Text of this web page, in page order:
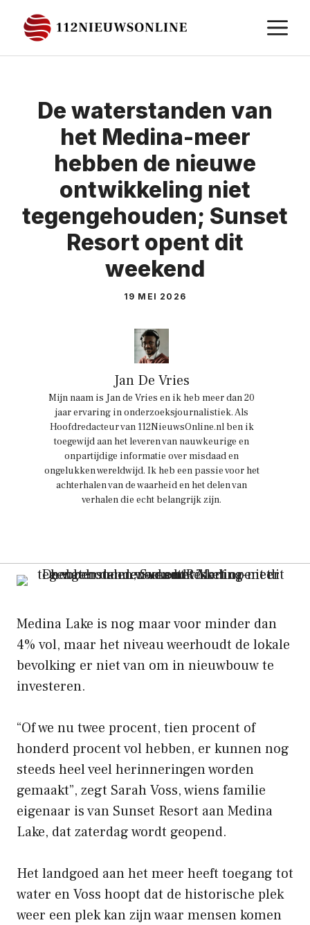
naar
de
De waterstanden van
het Medina-meer
hebben de nieuwe
ontwikkeling niet
tegengehouden; Sunset
Resort opent dit
weekend
19 MEI 2026
Jan De Vries
Mijn naam is Jan de Vries en ik heb meer dan 20
jaar ervaring in onderzoeksjournalistiek. Als
Hoofdredacteur van 112NieuwsOnline.nl ben ik
toegewijd aan het leveren van nauwkeurige en
onpartijdige informatie over misdaad en
ongelukken wereldwijd. Ik heb een passie voor het
achterhalen van de waarheid en het delen van
verhalen die echt belangrijk zijn.
Medina Lake is nog maar voor minder dan
4% vol, maar het niveau weerhoudt de lokale
bevolking er niet van om in nieuwbouw te
investeren.
“Of we nu twee procent, tien procent of
honderd procent vol hebben, er kunnen nog
steeds heel veel herinneringen worden
gemaakt”, zegt Sarah Voss, wiens familie
eigenaar is van Sunset Resort aan Medina
Lake, dat zaterdag wordt geopend.
Het landgoed aan het meer heeft toegang tot
water en Voss hoopt dat de historische plek
weer een plek kan zijn waar mensen komen